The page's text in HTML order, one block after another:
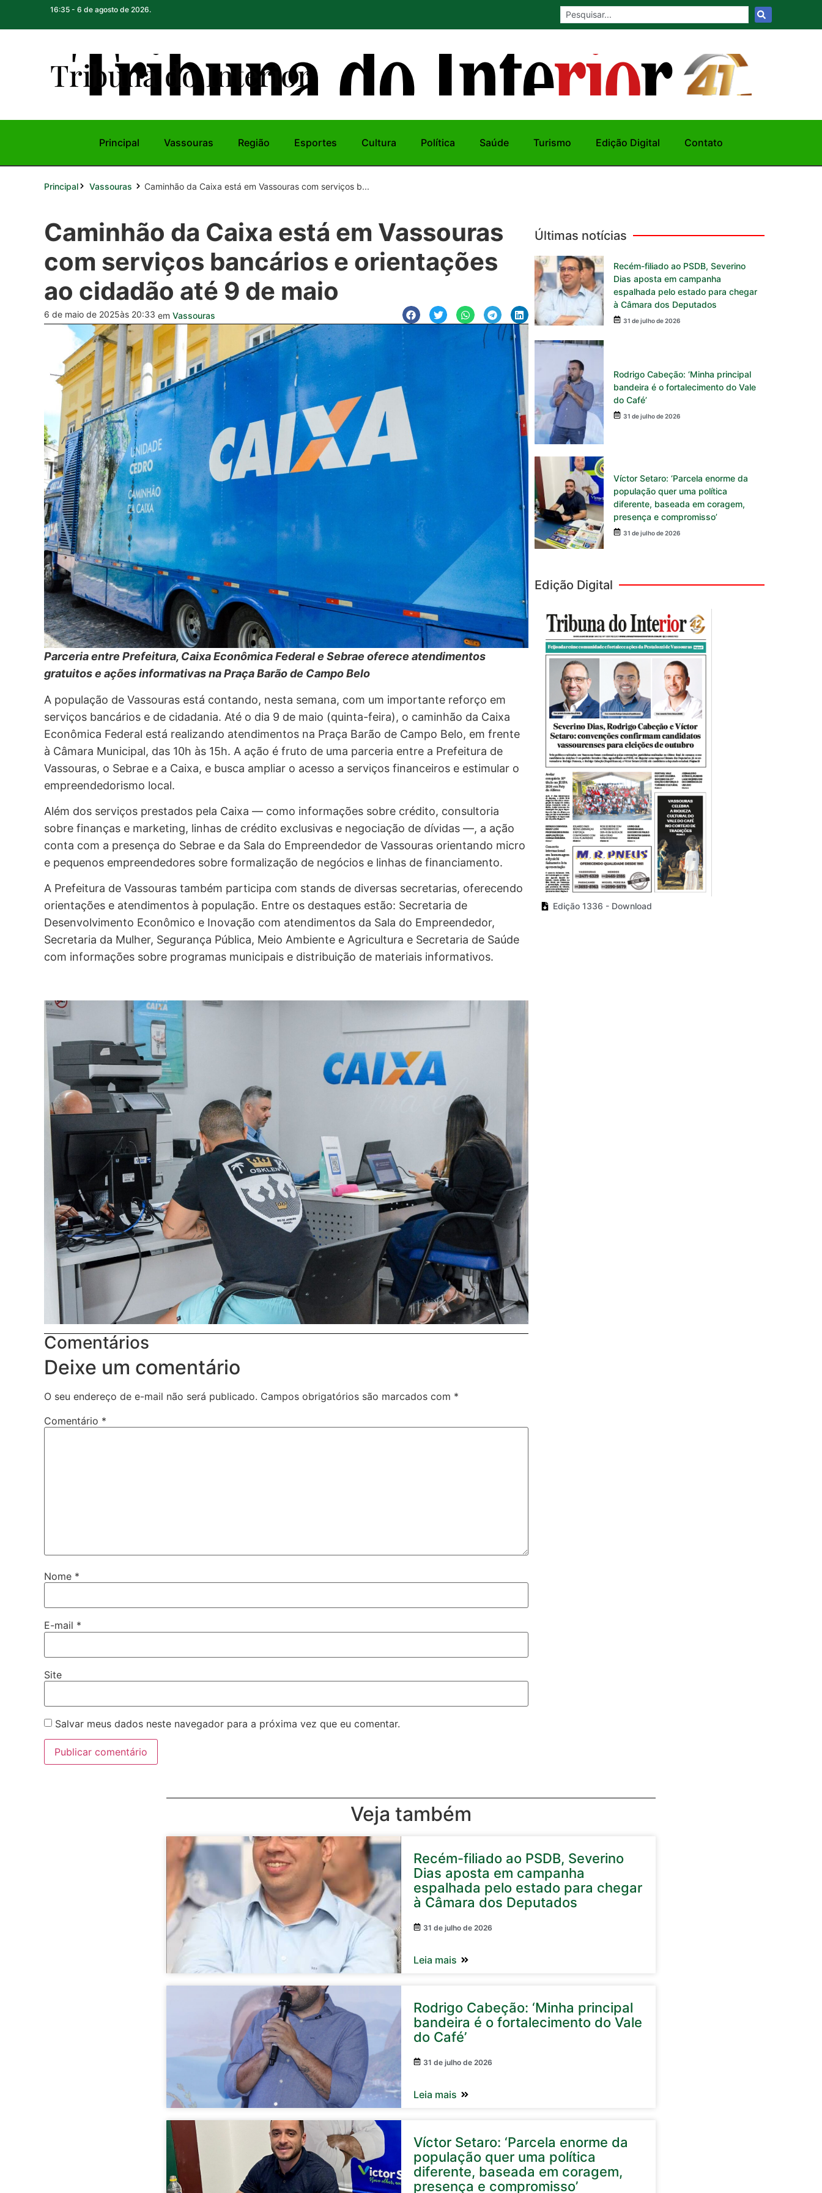
16:35 - 6 de agosto de 2026.
Tribuna do Interior
Principal Vassouras Região Esportes Cultura Política Saúde Turismo Edição Digital Contato
Principal Vassouras Caminhão da Caixa está em Vassouras com serviços b...
Caminhão da Caixa está em Vassouras
com serviços bancários e orientações
ao cidadão até 9 de maio
6 de maio de 2025às 20:33 em Vassouras
Parceria entre Prefeitura, Caixa Econômica Federal e Sebrae oferece atendimentos
gratuitos e ações informativas na Praça Barão de Campo Belo
A população de Vassouras está contando, nesta semana, com um importante reforço em
serviços bancários e de cidadania. Até o dia 9 de maio (quinta-feira), o caminhão da Caixa
Econômica Federal está realizando atendimentos na Praça Barão de Campo Belo, em frente
à Câmara Municipal, das 10h às 15h. A ação é fruto de uma parceria entre a Prefeitura de
Vassouras, o Sebrae e a Caixa, e busca ampliar o acesso a serviços financeiros e estimular o
empreendedorismo local.
Além dos serviços prestados pela Caixa — como informações sobre crédito, consultoria
sobre finanças e marketing, linhas de crédito exclusivas e negociação de dívidas —, a ação
conta com a presença do Sebrae e da Sala do Empreendedor de Vassouras orientando micro
e pequenos empreendedores sobre formalização de negócios e linhas de financiamento.
A Prefeitura de Vassouras também participa com stands de diversas secretarias, oferecendo
orientações e atendimentos à população. Entre os destaques estão: Secretaria de
Desenvolvimento Econômico e Inovação com atendimentos da Sala do Empreendedor,
Secretaria da Mulher, Segurança Pública, Meio Ambiente e Agricultura e Secretaria de Saúde
com informações sobre programas municipais e distribuição de materiais informativos.
Comentários
Deixe um comentário
O seu endereço de e-mail não será publicado. Campos obrigatórios são marcados com *
Comentário *
Nome *
E-mail *
Site
Salvar meus dados neste navegador para a próxima vez que eu comentar.
Últimas notícias
Recém-filiado ao PSDB, Severino
Dias aposta em campanha
espalhada pelo estado para chegar
à Câmara dos Deputados
31 de julho de 2026
Rodrigo Cabeção: ‘Minha principal
bandeira é o fortalecimento do Vale
do Café’
31 de julho de 2026
Víctor Setaro: ‘Parcela enorme da
população quer uma política
diferente, baseada em coragem,
presença e compromisso’
31 de julho de 2026
Edição Digital
Edição 1336 - Download
Veja também
Recém-filiado ao PSDB, Severino
Dias aposta em campanha
espalhada pelo estado para chegar
à Câmara dos Deputados
31 de julho de 2026
Leia mais
Rodrigo Cabeção: ‘Minha principal
bandeira é o fortalecimento do Vale
do Café’
31 de julho de 2026
Leia mais
Víctor Setaro: ‘Parcela enorme da
população quer uma política
diferente, baseada em coragem,
presença e compromisso’